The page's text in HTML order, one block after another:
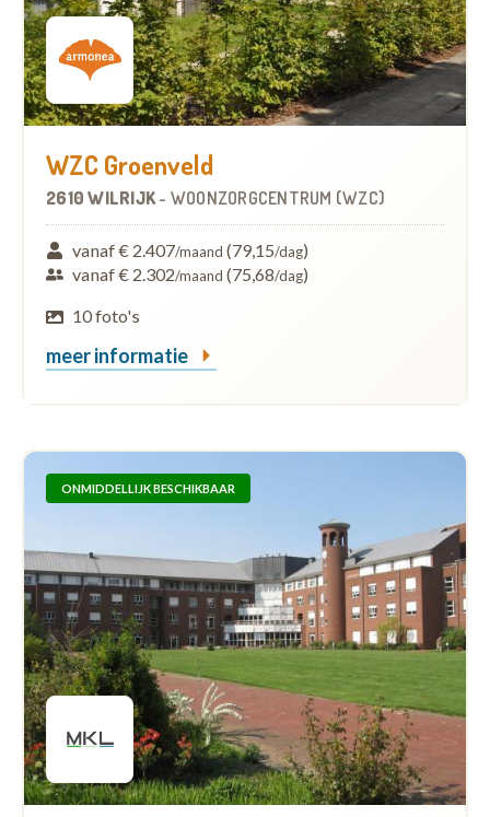
WZC Groenveld
2610 WILRIJK- WOONZORGCENTRUM (WZC)
vanaf € 2.407/maand (79,15/dag)
vanaf € 2.302/maand (75,68/dag)
10 foto's
meer informatie
ONMIDDELLIJK BESCHIKBAAR